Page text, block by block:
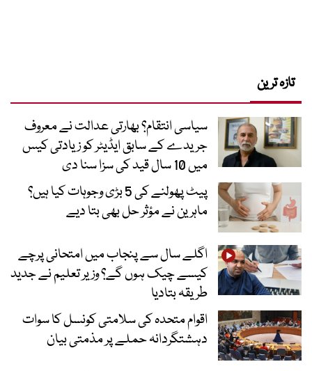
تازہ ترین
سیاسی انتقام؟ بھارتی عدالت نے معروف
جریدے کے سابق ایڈیٹر کو زیادتی کیس
میں 10 سال قید کی سزا سنا دی
پیٹ پھولنے کی 5 بڑی وجوہات کیا ہیں؟
ماہرین نے مؤثر حل بھی بتا دیے
اگلے سال سے پنجاب میں امتحانی پرچے
کیسے چیک ہوں گے؟ وزیر تعلیم نے جدید
طریقہ بتادیا
اقوام متحدہ کی سلامتی کونسل کا سوات
دہشتگردانہ حملے پر مذمتی بیان